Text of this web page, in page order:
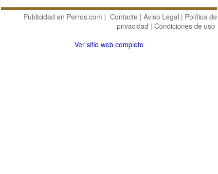
Publicidad en Perros.com | Contacte | Aviso Legal | Política de
privacidad | Condiciones de uso
Ver sitio web completo